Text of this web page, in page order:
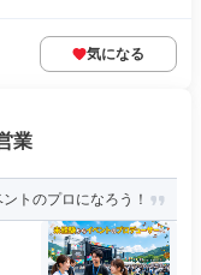
気になる
業
トのプロになろう！